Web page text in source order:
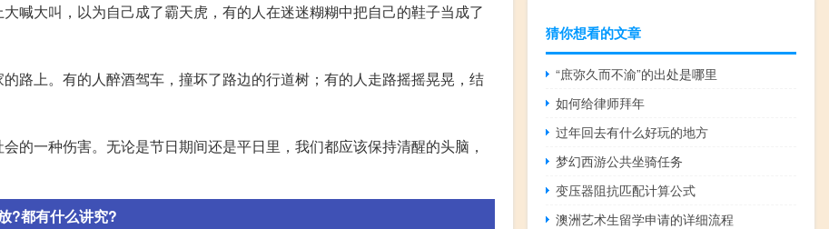
喊大叫，以为自己成了霸天虎，有的人在迷迷糊糊中把自己的鞋子当成了
路上。有的人醉酒驾车，撞坏了路边的行道树；有的人走路摇摇晃晃，结
的一种伤害。无论是节日期间还是平日里，我们都应该保持清醒的头脑，
?都有什么讲究?
猜你想看的文章
“庶弥久而不渝”的出处是哪里
如何给律师拜年
过年回去有什么好玩的地方
梦幻西游公共坐骑任务
变压器阻抗匹配计算公式
澳洲艺术生留学申请的详细流程